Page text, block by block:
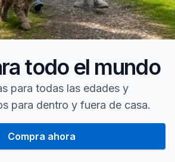
todo el mundo
para todas las edades y
para dentro y fuera de casa.
Compra ahora